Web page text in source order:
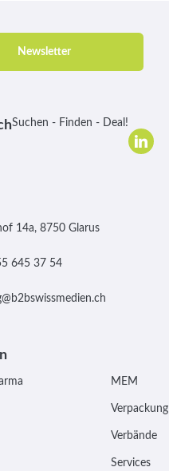
Newsletter
Suchen - Finden - Deal!
14a, 8750 Glarus
645 37 54
MEM
Verpackung
Verbände
Services